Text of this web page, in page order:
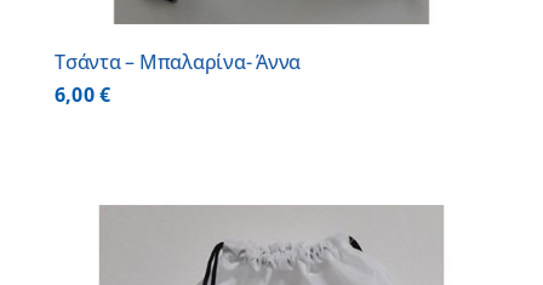
Τσάντα – Μπαλαρίνα- Άννα
6,00€